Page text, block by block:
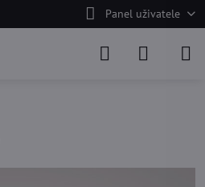
Panel uživatele